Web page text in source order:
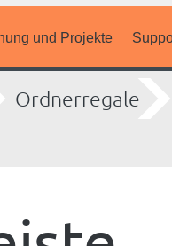
und Projekte
Ordnerregale